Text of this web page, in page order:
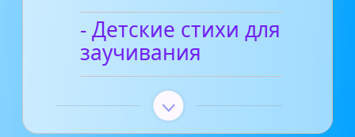
- Детские стихи для
заучивания